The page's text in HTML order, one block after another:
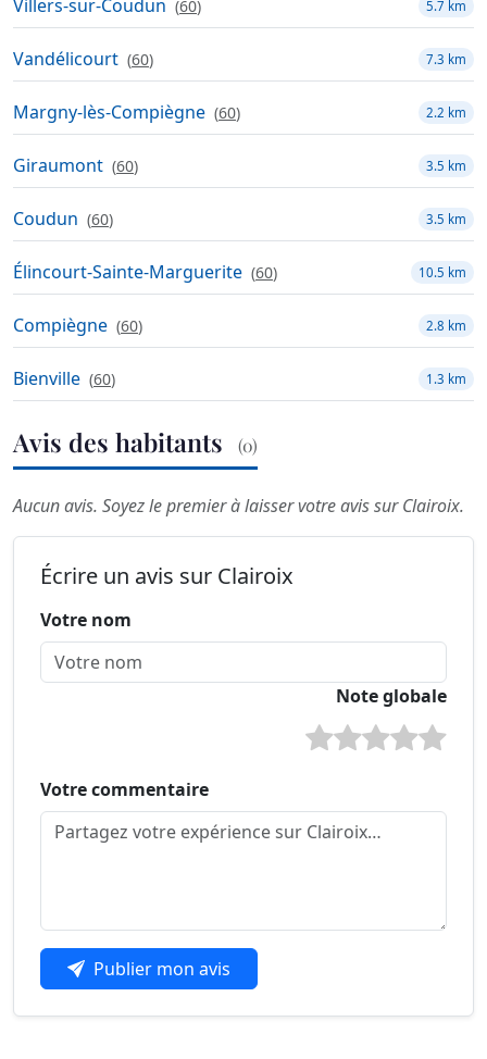
Villers-sur-Coudun (60) 5.7 km
Vandélicourt (60) 7.3 km
Margny-lès-Compiègne (60) 2.2 km
Giraumont (60) 3.5 km
Coudun (60) 3.5 km
Élincourt-Sainte-Marguerite (60) 10.5 km
Compiègne (60) 2.8 km
Bienville (60) 1.3 km
Avis des habitants (0)
Aucun avis. Soyez le premier à laisser votre avis sur Clairoix.
Écrire un avis sur Clairoix
Votre nom
Note globale
Votre commentaire
Publier mon avis